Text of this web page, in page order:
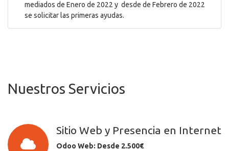
mediados de Enero de 2022 y desde de Febrero de 2022
se solicitar las primeras ayudas.
Nuestros Servicios
Sitio Web y Presencia en Internet
Odoo Web: Desde 2.500€